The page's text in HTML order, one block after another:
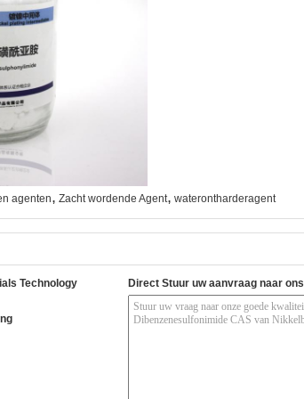
agenten, Zacht wordende Agent, waterontharderagent
Technology
Direct Stuur uw aanvraag naar ons